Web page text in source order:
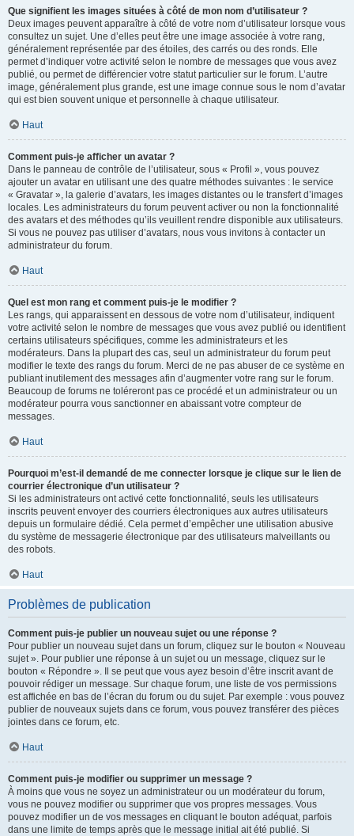
Que signifient les images situées à côté de mon nom d’utilisateur ?
Deux images peuvent apparaître à côté de votre nom d’utilisateur lorsque vous
consultez un sujet. Une d’elles peut être une image associée à votre rang,
généralement représentée par des étoiles, des carrés ou des ronds. Elle
permet d’indiquer votre activité selon le nombre de messages que vous avez
publié, ou permet de différencier votre statut particulier sur le forum. L’autre
image, généralement plus grande, est une image connue sous le nom d’avatar
qui est bien souvent unique et personnelle à chaque utilisateur.
Haut
Comment puis-je afficher un avatar ?
Dans le panneau de contrôle de l’utilisateur, sous « Profil », vous pouvez
ajouter un avatar en utilisant une des quatre méthodes suivantes : le service
« Gravatar », la galerie d’avatars, les images distantes ou le transfert d’images
locales. Les administrateurs du forum peuvent activer ou non la fonctionnalité
des avatars et des méthodes qu’ils veuillent rendre disponible aux utilisateurs.
Si vous ne pouvez pas utiliser d’avatars, nous vous invitons à contacter un
administrateur du forum.
Haut
Quel est mon rang et comment puis-je le modifier ?
Les rangs, qui apparaissent en dessous de votre nom d’utilisateur, indiquent
votre activité selon le nombre de messages que vous avez publié ou identifient
certains utilisateurs spécifiques, comme les administrateurs et les
modérateurs. Dans la plupart des cas, seul un administrateur du forum peut
modifier le texte des rangs du forum. Merci de ne pas abuser de ce système en
publiant inutilement des messages afin d’augmenter votre rang sur le forum.
Beaucoup de forums ne toléreront pas ce procédé et un administrateur ou un
modérateur pourra vous sanctionner en abaissant votre compteur de
messages.
Haut
Pourquoi m’est-il demandé de me connecter lorsque je clique sur le lien de
courrier électronique d’un utilisateur ?
Si les administrateurs ont activé cette fonctionnalité, seuls les utilisateurs
inscrits peuvent envoyer des courriers électroniques aux autres utilisateurs
depuis un formulaire dédié. Cela permet d’empêcher une utilisation abusive
du système de messagerie électronique par des utilisateurs malveillants ou
des robots.
Haut
Problèmes de publication
Comment puis-je publier un nouveau sujet ou une réponse ?
Pour publier un nouveau sujet dans un forum, cliquez sur le bouton « Nouveau
sujet ». Pour publier une réponse à un sujet ou un message, cliquez sur le
bouton « Répondre ». Il se peut que vous ayez besoin d’être inscrit avant de
pouvoir rédiger un message. Sur chaque forum, une liste de vos permissions
est affichée en bas de l’écran du forum ou du sujet. Par exemple : vous pouvez
publier de nouveaux sujets dans ce forum, vous pouvez transférer des pièces
jointes dans ce forum, etc.
Haut
Comment puis-je modifier ou supprimer un message ?
À moins que vous ne soyez un administrateur ou un modérateur du forum,
vous ne pouvez modifier ou supprimer que vos propres messages. Vous
pouvez modifier un de vos messages en cliquant le bouton adéquat, parfois
dans une limite de temps après que le message initial ait été publié. Si